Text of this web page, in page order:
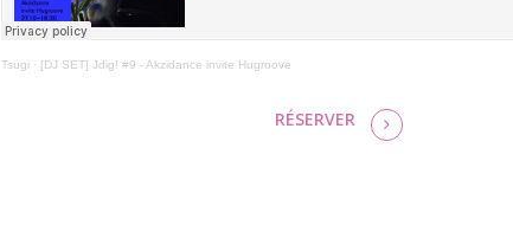
Tsugi· [DJ SET] Jdig! #9 - Akzidance invite Hugroove
RÉSERVER